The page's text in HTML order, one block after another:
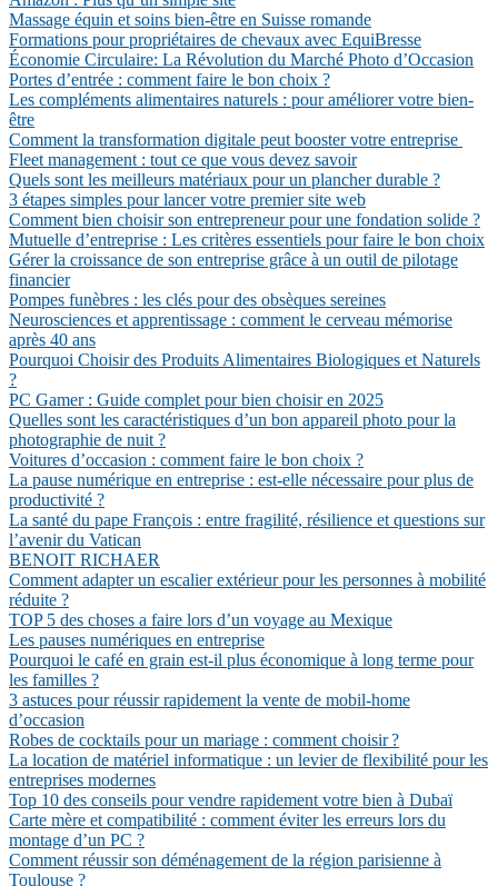
Massage équin et soins bien-être en Suisse romande
Formations pour propriétaires de chevaux avec EquiBresse
Économie Circulaire: La Révolution du Marché Photo d’Occasion
Portes d’entrée : comment faire le bon choix ?
Les compléments alimentaires naturels : pour améliorer votre bien-
être
Comment la transformation digitale peut booster votre entreprise
Fleet management : tout ce que vous devez savoir
Quels sont les meilleurs matériaux pour un plancher durable ?
3 étapes simples pour lancer votre premier site web
Comment bien choisir son entrepreneur pour une fondation solide ?
Mutuelle d’entreprise : Les critères essentiels pour faire le bon choix
Gérer la croissance de son entreprise grâce à un outil de pilotage
financier
Pompes funèbres : les clés pour des obsèques sereines
Neurosciences et apprentissage : comment le cerveau mémorise
après 40 ans
Pourquoi Choisir des Produits Alimentaires Biologiques et Naturels
?
PC Gamer : Guide complet pour bien choisir en 2025
Quelles sont les caractéristiques d’un bon appareil photo pour la
photographie de nuit ?
Voitures d’occasion : comment faire le bon choix ?
La pause numérique en entreprise : est-elle nécessaire pour plus de
productivité ?
La santé du pape François : entre fragilité, résilience et questions sur
l’avenir du Vatican
BENOIT RICHAER
Comment adapter un escalier extérieur pour les personnes à mobilité
réduite ?
TOP 5 des choses a faire lors d’un voyage au Mexique
Les pauses numériques en entreprise
Pourquoi le café en grain est-il plus économique à long terme pour
les familles ?
3 astuces pour réussir rapidement la vente de mobil-home
d’occasion
Robes de cocktails pour un mariage : comment choisir ?
La location de matériel informatique : un levier de flexibilité pour les
entreprises modernes
Top 10 des conseils pour vendre rapidement votre bien à Dubaï
Carte mère et compatibilité : comment éviter les erreurs lors du
montage d’un PC ?
Comment réussir son déménagement de la région parisienne à
Toulouse ?